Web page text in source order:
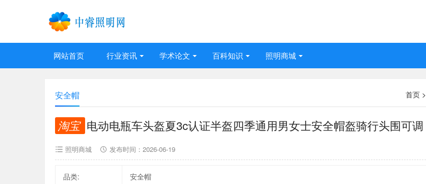
网站首页 行业资讯 学术论文 百科知识 照明商城
首页 >
安全帽
淘宝 电动电瓶车头盔夏3c认证半盔四季通用男女士安全帽盔骑行头围可调
照明商城 发布时间： 2026-06-19
品类: 安全帽